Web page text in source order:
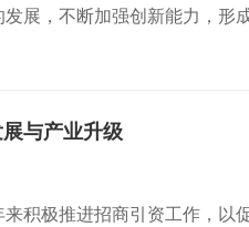
展，不断加强创新能力，形
与产业升级
积极推进招商引资工作，以